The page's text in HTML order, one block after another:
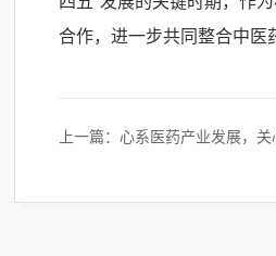
合作，进一步共同整合中医
上一篇： 心系医药产业发展，关心关注职工